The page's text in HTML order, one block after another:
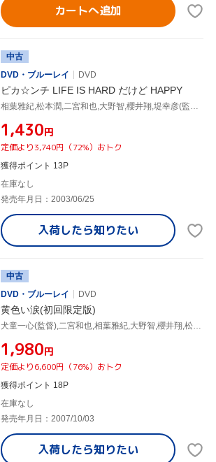
カートへ追加
中古
DVD・ブルーレイ
DVD
ピカ☆ンチ LIFE IS HARD だけど HAPPY
相葉雅紀,松本潤,二宮和也,大野智,櫻井翔,堤幸彦(監督),河原雅彦(脚本),井ノ原快彦(原案)
¥1,430円
定価より3,740円（72%）おトク
獲得ポイント 13P
在庫なし
発売年月日：2003/06/25
入荷したら知りたい
中古
DVD・ブルーレイ
DVD
黄色い涙(初回限定版)
犬童一心(監督),二宮和也,相葉雅紀,大野智,櫻井翔,松本潤,永島慎二(原作)
¥1,980円
定価より6,600円（76%）おトク
獲得ポイント 18P
在庫なし
発売年月日：2007/10/03
入荷したら知りたい